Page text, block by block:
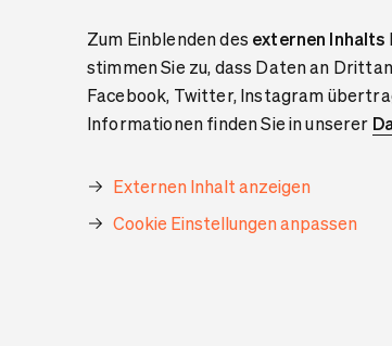
Zum Einblenden des externen Inhalts
stimmen Sie zu, dass Daten an
Facebook, Twitter, Instagram
Informationen finden Sie in unserer
Externen Inhalt anzeigen
Cookie Einstellungen anpassen